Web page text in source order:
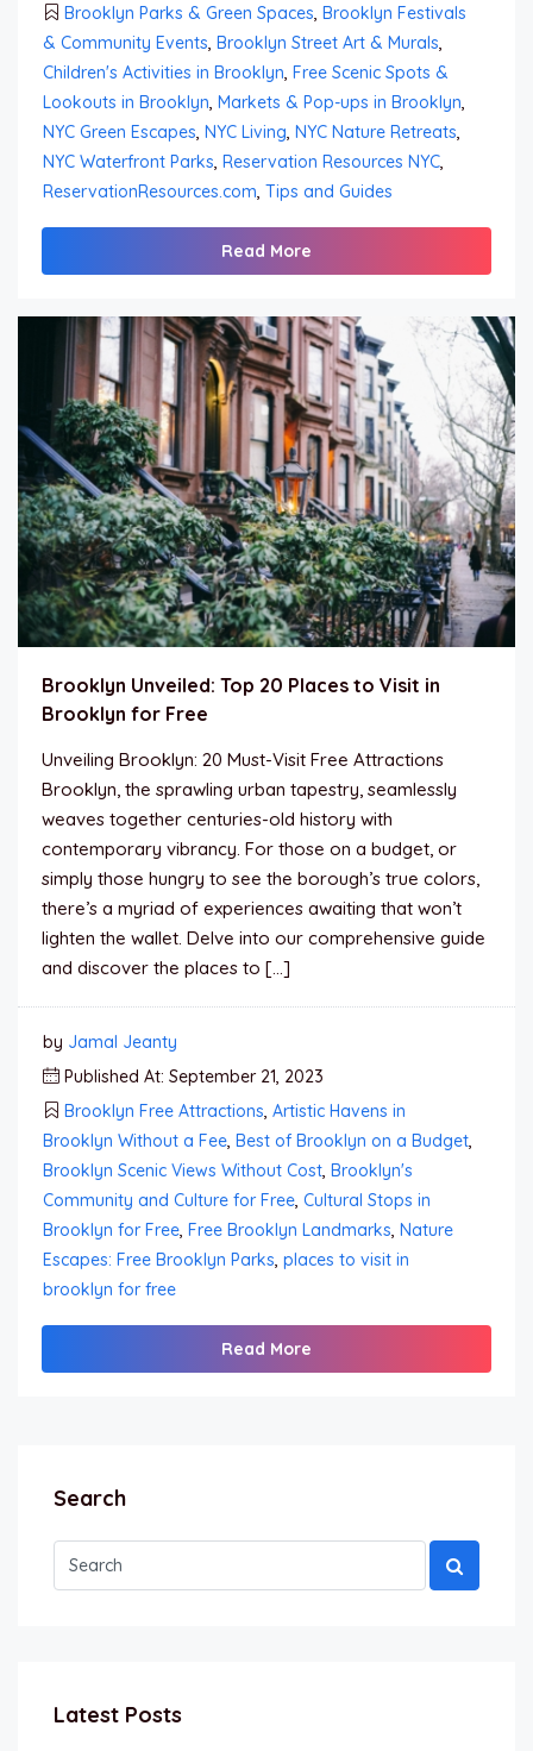
Brooklyn Parks & Green Spaces, Brooklyn Festivals
& Community Events, Brooklyn Street Art & Murals,
Children's Activities in Brooklyn, Free Scenic Spots &
Lookouts in Brooklyn, Markets & Pop-ups in Brooklyn,
NYC Green Escapes, NYC Living, NYC Nature Retreats,
NYC Waterfront Parks, Reservation Resources NYC,
ReservationResources.com, Tips and Guides
Read More
Brooklyn Unveiled: Top 20 Places to Visit in
Brooklyn for Free
Unveiling Brooklyn: 20 Must-Visit Free Attractions
Brooklyn, the sprawling urban tapestry, seamlessly
weaves together centuries-old history with
contemporary vibrancy. For those on a budget, or
simply those hungry to see the borough’s true colors,
there’s a myriad of experiences awaiting that won’t
lighten the wallet. Delve into our comprehensive guide
and discover the places to […]
by Jamal Jeanty
Published At: September 21, 2023
Brooklyn Free Attractions, Artistic Havens in
Brooklyn Without a Fee, Best of Brooklyn on a Budget,
Brooklyn Scenic Views Without Cost, Brooklyn's
Community and Culture for Free, Cultural Stops in
Brooklyn for Free, Free Brooklyn Landmarks, Nature
Escapes: Free Brooklyn Parks, places to visit in
brooklyn for free
Read More
Search
Latest Posts